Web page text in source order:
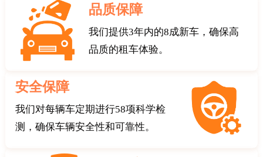
品质保障
我们提供3年内的8成新车，确保高
品质的租车体验。
安全保障
我们对每辆车定期进行58项科学检
测，确保车辆安全性和可靠性。